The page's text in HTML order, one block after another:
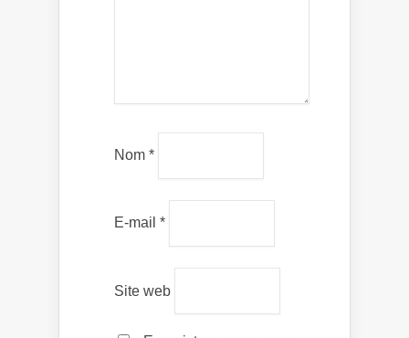
Nom *
E-mail *
Site web